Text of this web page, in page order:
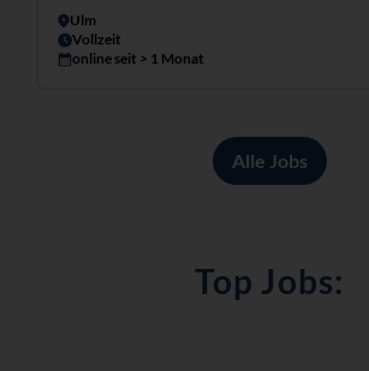
Ulm
Vollzeit
online seit > 1 Monat
Alle Jobs
Top Jobs: